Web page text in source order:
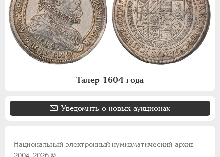
Талер 1604 года
Уведомить о новых аукционах
Национальный электронный нумизматический архив
2004-2026 ©